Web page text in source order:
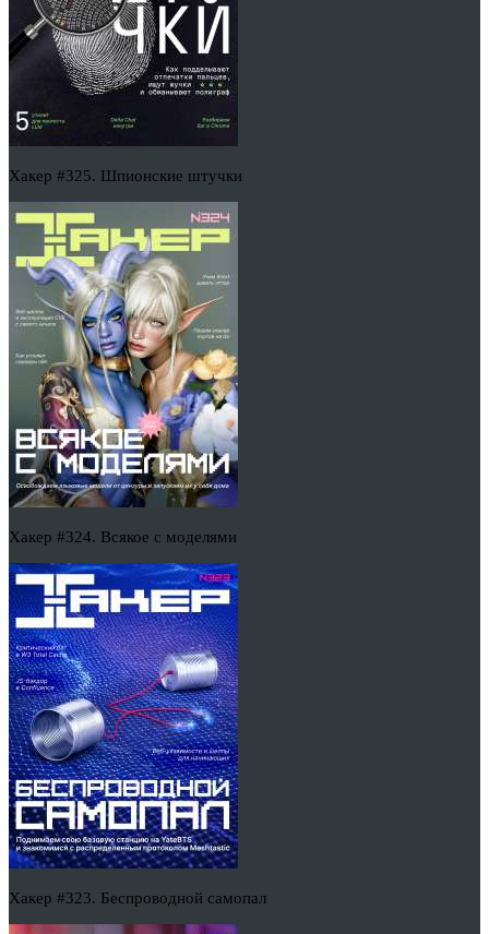
Хакер #325. Шпионские штучки
Хакер #324. Всякое с моделями
Хакер #323. Беспроводной самопал